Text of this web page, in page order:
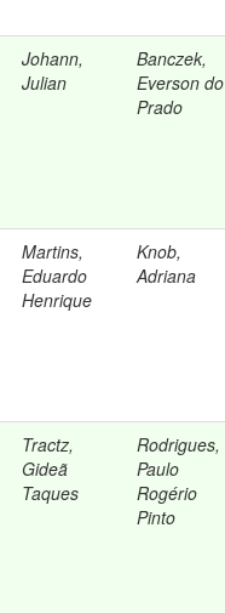
Johann,
Julian
Banczek,
Everson do
Prado
Martins,
Eduardo
Henrique
Knob,
Adriana
Tractz,
Gideã
Taques
Rodrigues,
Paulo
Rogério
Pinto